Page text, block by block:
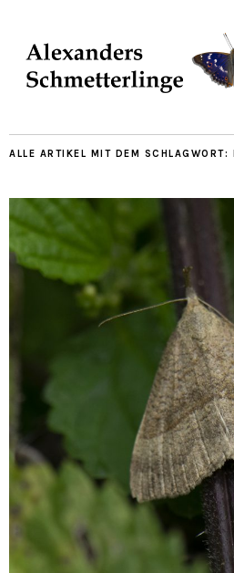
ALLE ARTIKEL MIT DEM SCHLAGWORT: